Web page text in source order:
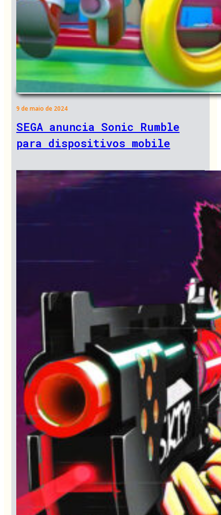
9 de maio de 2024
SEGA anuncia Sonic Rumble
para dispositivos mobile